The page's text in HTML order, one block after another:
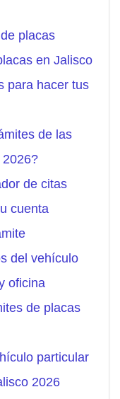
placas
en Jalisco
para hacer tus
de las
de citas
cuenta
del vehículo
oficina
de placas
particular
2026